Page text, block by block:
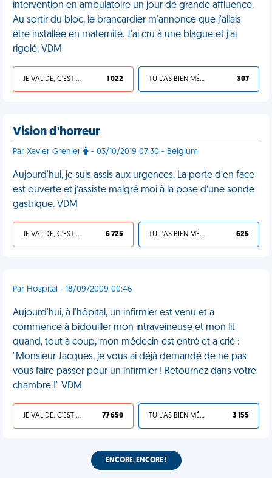
intervention en ambulatoire un jour de grande affluence.
Au sortir du bloc, le brancardier m'annonce que j'allais
être installée en maternité. J'ai cru à une blague et j'ai
rigolé. VDM
JE VALIDE, C'EST UNE VDM 1 022 TU L'AS BIEN MÉRITÉ 307
Vision d'horreur
Par Xavier Grenier - 03/10/2019 07:30 - Belgium
Aujourd'hui, je suis assis aux urgences. La porte d’en face
est ouverte et j’assiste malgré moi à la pose d’une sonde
gastrique. VDM
JE VALIDE, C'EST UNE VDM 6 725 TU L'AS BIEN MÉRITÉ 625
Par Hospital - 18/09/2009 00:46
Aujourd'hui, à l'hôpital, un infirmier est venu et a
commencé à bidouiller mon intraveineuse et mon lit
quand, tout à coup, mon médecin est entré et a crié :
"Monsieur Jacques, je vous ai déjà demandé de ne pas
vous faire passer pour un infirmier ! Retournez dans votre
chambre !" VDM
JE VALIDE, C'EST UNE VDM 77 650 TU L'AS BIEN MÉRITÉ 3 155
ENCORE, ENCORE !